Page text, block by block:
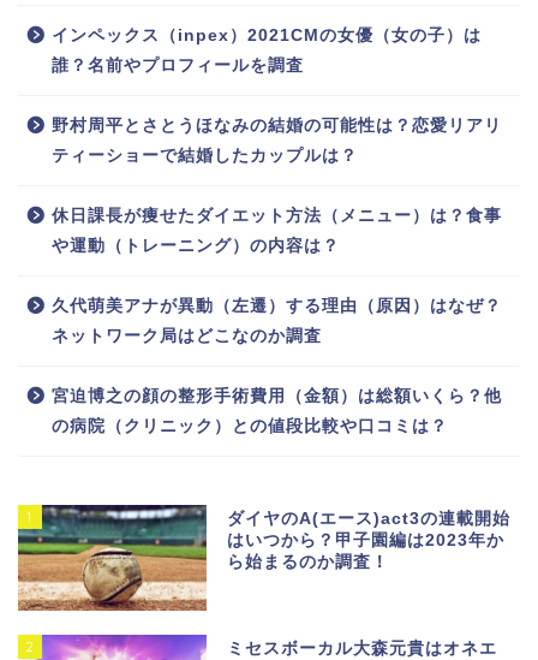
インペックス（inpex）2021CMの女優（女の子）は
誰？名前やプロフィールを調査
野村周平とさとうほなみの結婚の可能性は？恋愛リアリ
ティーショーで結婚したカップルは？
休日課長が痩せたダイエット方法（メニュー）は？食事
や運動（トレーニング）の内容は？
久代萌美アナが異動（左遷）する理由（原因）はなぜ？
ネットワーク局はどこなのか調査
宮迫博之の顔の整形手術費用（金額）は総額いくら？他
の病院（クリニック）との値段比較や口コミは？
1
ダイヤのA(エース)act3の連載開始
はいつから？甲子園編は2023年か
ら始まるのか調査！
2
ミセスボーカル大森元貴はオネエ